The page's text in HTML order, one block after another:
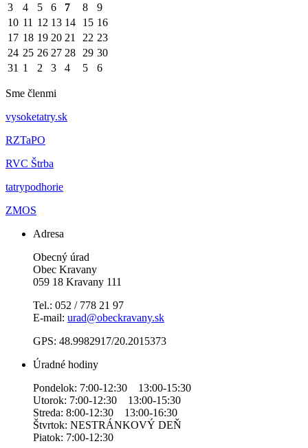
3
4 5 6 7 8
9
10 11 12 13 14 15 16
17 18 19 20 21 22 23
24 25 26 27 28 29 30
31 1 2 3 4 5 6
Sme členmi
vysoketatry.sk
RZTaPO
RVC Štrba
tatrypodhorie
ZMOS
Adresa
Obecný úrad
Obec Kravany
059 18 Kravany 111
Tel.: 052 / 778 21 97
E-mail: urad@obeckravany.sk
GPS: 48.9982917/20.2015373
Úradné hodiny
Pondelok: 7:00-12:30 13:00-15:30
Utorok: 7:00-12:30 13:00-15:30
Streda: 8:00-12:30 13:00-16:30
Štvrtok: NESTRÁNKOVÝ DEŇ
Piatok: 7:00-12:30